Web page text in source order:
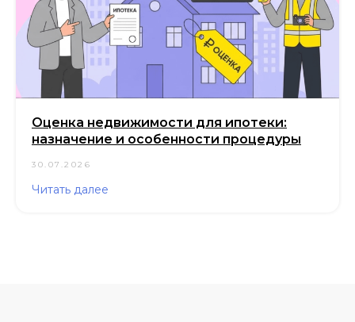
Оценка недвижимости для ипотеки:
назначение и особенности процедуры
30.07.2026
Читать далее